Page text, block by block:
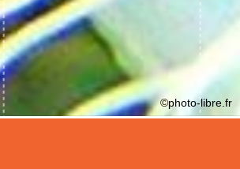
©photo-libre.fr